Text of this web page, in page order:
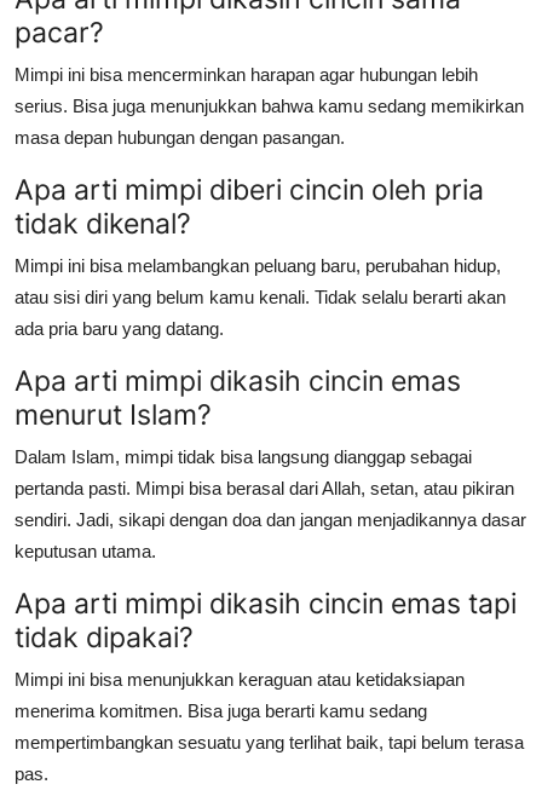
pacar?
Mimpi ini bisa mencerminkan harapan agar hubungan lebih
serius. Bisa juga menunjukkan bahwa kamu sedang memikirkan
masa depan hubungan dengan pasangan.
Apa arti mimpi diberi cincin oleh pria
tidak dikenal?
Mimpi ini bisa melambangkan peluang baru, perubahan hidup,
atau sisi diri yang belum kamu kenali. Tidak selalu berarti akan
ada pria baru yang datang.
Apa arti mimpi dikasih cincin emas
menurut Islam?
Dalam Islam, mimpi tidak bisa langsung dianggap sebagai
pertanda pasti. Mimpi bisa berasal dari Allah, setan, atau pikiran
sendiri. Jadi, sikapi dengan doa dan jangan menjadikannya dasar
keputusan utama.
Apa arti mimpi dikasih cincin emas tapi
tidak dipakai?
Mimpi ini bisa menunjukkan keraguan atau ketidaksiapan
menerima komitmen. Bisa juga berarti kamu sedang
mempertimbangkan sesuatu yang terlihat baik, tapi belum terasa
pas.